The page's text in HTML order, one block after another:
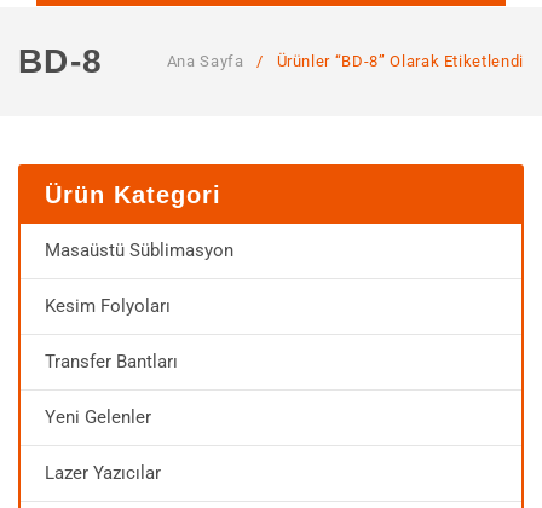
Hizmetlerimiz
MAĞAZA
SSS
HESABIM
BD-8 Ana Sayfa / Ürünler “BD-8” Olarak Etiketlendi
Ürün Kategori
Masaüstü Süblimasyon
Kesim Folyoları
Transfer Bantları
Yeni Gelenler
Lazer Yazıcılar